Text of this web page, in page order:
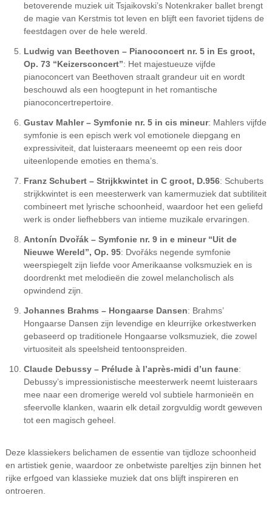
betoverende muziek uit Tsjaikovski’s Notenkraker ballet brengt
de magie van Kerstmis tot leven en blijft een favoriet tijdens de
feestdagen over de hele wereld.
Ludwig van Beethoven – Pianoconcert nr. 5 in Es groot,
Op. 73 “Keizersconcert”: Het majestueuze vijfde
pianoconcert van Beethoven straalt grandeur uit en wordt
beschouwd als een hoogtepunt in het romantische
pianoconcertrepertoire.
Gustav Mahler – Symfonie nr. 5 in cis mineur: Mahlers vijfde
symfonie is een episch werk vol emotionele diepgang en
expressiviteit, dat luisteraars meeneemt op een reis door
uiteenlopende emoties en thema’s.
Franz Schubert – Strijkkwintet in C groot, D.956: Schuberts
strijkkwintet is een meesterwerk van kamermuziek dat subtiliteit
combineert met lyrische schoonheid, waardoor het een geliefd
werk is onder liefhebbers van intieme muzikale ervaringen.
Antonín Dvořák – Symfonie nr. 9 in e mineur “Uit de
Nieuwe Wereld”, Op. 95: Dvořáks negende symfonie
weerspiegelt zijn liefde voor Amerikaanse volksmuziek en is
doordrenkt met melodieën die zowel melancholisch als
opwindend zijn.
Johannes Brahms – Hongaarse Dansen: Brahms’
Hongaarse Dansen zijn levendige en kleurrijke orkestwerken
gebaseerd op traditionele Hongaarse volksmuziek, die zowel
virtuositeit als speelsheid tentoonspreiden.
Claude Debussy – Prélude à l’après-midi d’un faune:
Debussy’s impressionistische meesterwerk neemt luisteraars
mee naar een dromerige wereld vol subtiele harmonieën en
sfeervolle klanken, waarin elk detail zorgvuldig wordt geweven
tot een magisch geheel.
Deze klassiekers belichamen de essentie van tijdloze schoonheid
en artistiek genie, waardoor ze onbetwiste pareltjes zijn binnen het
rijke erfgoed van klassieke muziek dat ons blijft inspireren en
ontroeren.